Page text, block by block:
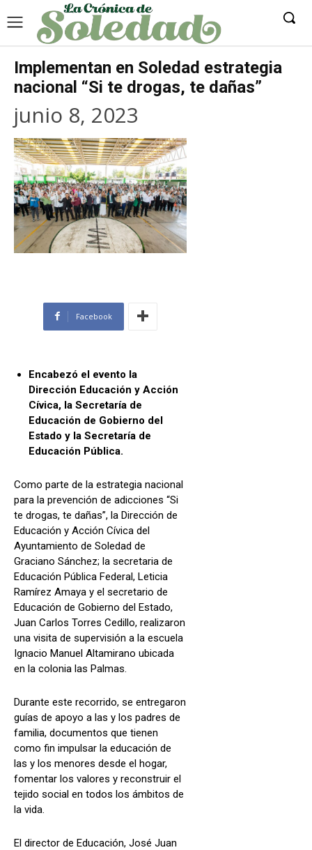
Implementan en Soledad estrategia
nacional “Si te drogas, te dañas”
junio 8, 2023
Facebook
Encabezó el evento la
Dirección Educación y Acción
Cívica, la Secretaría de
Educación de Gobierno del
Estado y la Secretaría de
Educación Pública.
Como parte de la estrategia nacional
para la prevención de adicciones “Si
te drogas, te dañas”, la Dirección de
Educación y Acción Cívica del
Ayuntamiento de Soledad de
Graciano Sánchez; la secretaria de
Educación Pública Federal, Leticia
Ramírez Amaya y el secretario de
Educación de Gobierno del Estado,
Juan Carlos Torres Cedillo, realizaron
una visita de supervisión a la escuela
Ignacio Manuel Altamirano ubicada
en la colonia las Palmas.
Durante este recorrido, se entregaron
guías de apoyo a las y los padres de
familia, documentos que tienen
como fin impulsar la educación de
las y los menores desde el hogar,
fomentar los valores y reconstruir el
tejido social en todos los ámbitos de
la vida.
El director de Educación, José Juan